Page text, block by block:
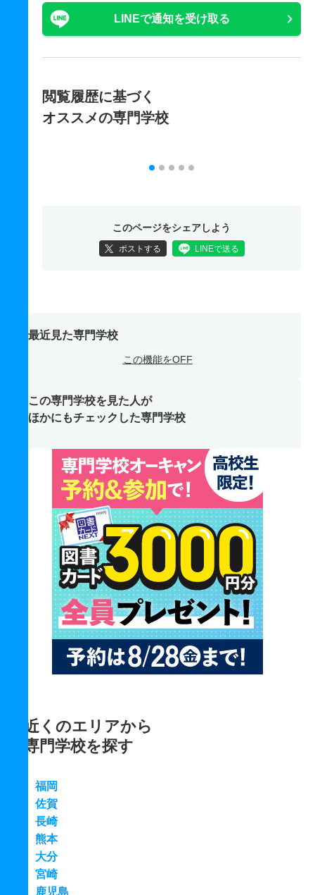
LINEで通知を受け取る
閲覧履歴に基づく
オススメの専門学校
このページをシェアしよう
ポストする LINEで送る
最近見た専門学校
この機能をOFF
この専門学校を見た人が
ほかにもチェックした専門学校
近くのエリアから
専門学校を探す
福岡
佐賀
長崎
熊本
大分
宮崎
鹿児島